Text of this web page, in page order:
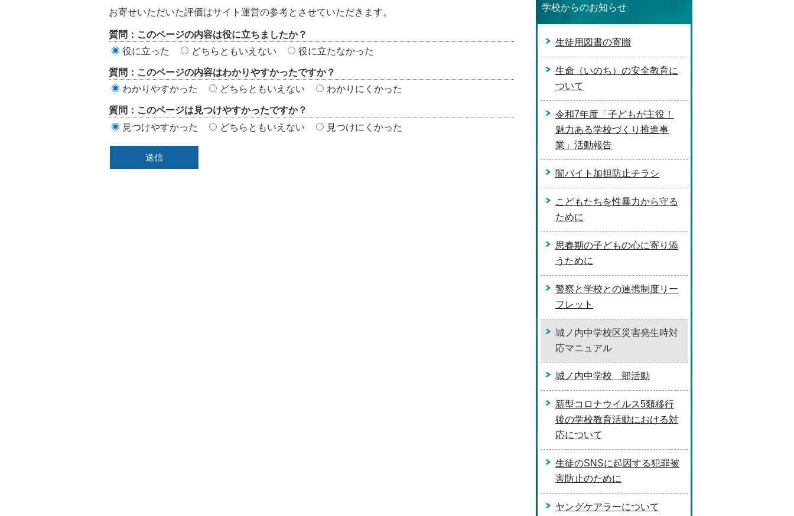
テ
ン
ツ
価
リ
ア
お寄せいただいた評価はサイト運営の参考とさせていただきます。
質問：このページの内容は役に立ちましたか？
役に立った
どちらともいえない 役に立たなかった
質問：このページの内容はわかりやすかったですか？
わかりやすかった
どちらともいえない わかりにくかった
質問：このページは見つけやすかったですか？
見つけやすかった
どちらともいえない 見つけにくかった
学校からのお知らせ
生徒用図書の寄贈
生命（いのち）の安全教育に
ついて
令和7年度「子どもが主役！
魅力ある学校づくり推進事
業」活動報告
闇バイト加担防止チラシ
こどもたちを性暴力から守る
ために
思春期の子どもの心に寄り添
うために
警察と学校との連携制度リー
フレット
城ノ内中学校区災害発生時対
応マニュアル
城ノ内中学校 部活動
新型コロナウイルス5類移行
後の学校教育活動における対
応について
生徒のSNSに起因する犯罪被
害防止のために
ヤングケアラーについて